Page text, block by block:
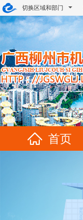
切换区域和部门
首页